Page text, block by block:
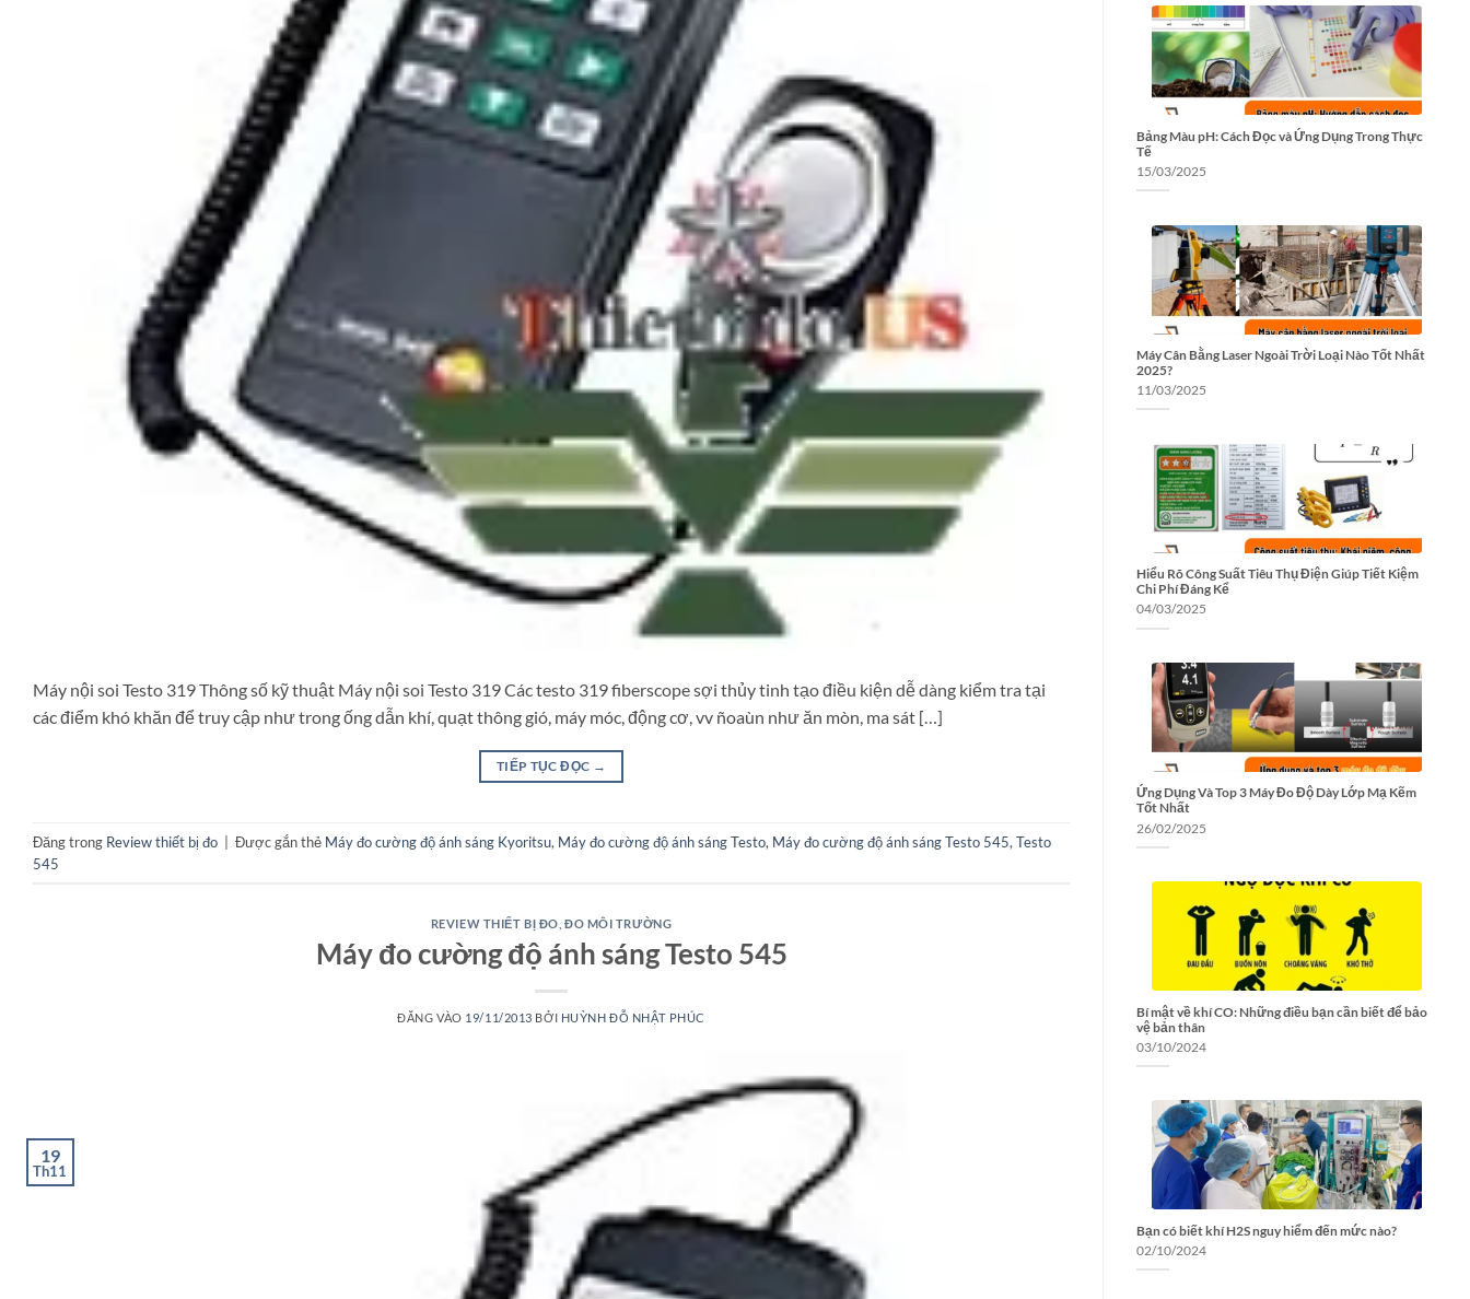
Máy nội soi Testo 319 Thông số kỹ thuật Máy nội soi Testo 319 Các testo 319 fiberscope sợi thủy tinh tạo điều kiện dễ dàng kiểm tra tại
các điểm khó khăn để truy cập như trong ống dẫn khí, quạt thông gió, máy móc, động cơ, vv ñoaùn như ăn mòn, ma sát […]
TIẾP TỤC ĐỌC →
Đăng trong Review thiết bị đo | Được gắn thẻ Máy đo cường độ ánh sáng Kyoritsu, Máy đo cường độ ánh sáng Testo, Máy đo cường độ ánh sáng Testo 545, Testo
545
REVIEW THIẾT BỊ ĐO ĐO MÔI TRƯỜNG
Máy đo cường độ ánh sáng Testo 545
ĐĂNG VÀO 19/11/2013 BỞI HUỲNH ĐỖ NHẬT PHÚC
19
Th11
Bảng Màu pH: Cách Đọc và Ứng Dụng Trong Thực
Tế
15/03/2025
Máy Cân Bằng Laser Ngoài Trời Loại Nào Tốt Nhất
2025?
11/03/2025
Hiểu Rõ Công Suất Tiêu Thụ Điện Giúp Tiết Kiệm
Chi Phí Đáng Kể
04/03/2025
Ứng Dụng Và Top 3 Máy Đo Độ Dày Lớp Mạ Kẽm
Tốt Nhất
26/02/2025
Bí mật về khí CO: Những điều bạn cần biết để bảo
vệ bản thân
03/10/2024
Bạn có biết khí H2S nguy hiểm đến mức nào?
02/10/2024